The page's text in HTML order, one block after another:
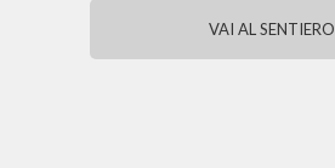
VAI AL SENTIERO